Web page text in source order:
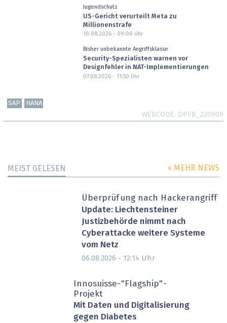
Jugendschutz
US-Gericht verurteilt Meta zu
Millionenstrafe
10.08.2026 - 09:00 Uhr
Bisher unbekannte Angriffsklasse
Security-Spezialisten warnen vor
Designfehler in NAT-Implementierungen
07.08.2026 - 11:50 Uhr
SAP HANA
WEBCODE DPF8_220909
MEIST GELESEN » MEHR NEWS
Überprüfung nach Hackerangriff
Update: Liechtensteiner
Justizbehörde nimmt nach
Cyberattacke weitere Systeme
vom Netz
06.08.2026 - 12:14 Uhr
Innosuisse-"Flagship"-
Projekt
Mit Daten und Digitalisierung
gegen Diabetes